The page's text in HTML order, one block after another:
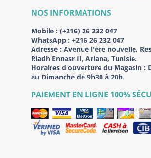
NOS INFORMATIONS
Mobile : (+216) 26 232 047
WhatsApp : +216 26 232 047
Adresse : Avenue l'ère nouvelle,
Riadh Ennasr II, Ariana, Tunisie.
Horaires d'ouverture du Magasin :
au Dimanche de 9h30 à 20h.
PAIEMENT EN LIGNE 100%